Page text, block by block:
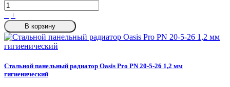
− +
В корзину
Стальной панельный радиатор Oasis Pro PN 20-5-26 1,2 мм
гигиенический